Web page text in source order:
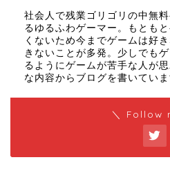
社会人で残業ゴリゴリの中無
るゆるふわゲーマー。もとも
くないため今までゲームは好
きないことが多発。少しでも
るようにゲームが苦手な人が
な内容からブログを書いていま
＼ Follow